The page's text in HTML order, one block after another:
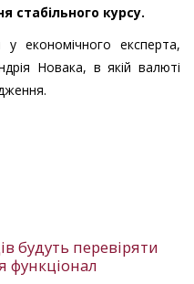
стабільного курсу.
у економічного експерта,
Новака, в якій валюті
будуть перевіряти
функціонал